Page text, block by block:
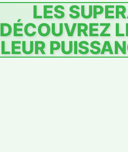
LES
DÉCOUVREZ
LEUR